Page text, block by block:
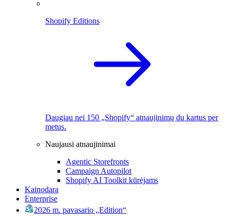
Shopify Editions
Daugiau nei 150 „Shopify“ atnaujinimų du kartus per
metus.
Naujausi atnaujinimai
Agentic Storefronts
Campaign Autopilot
Shopify AI Toolkit kūrėjams
Kainodara
Enterprise
2026 m. pavasario „Edition“